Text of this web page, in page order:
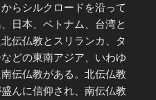
らシルクロードを沿って
日本、ベトナム、台湾と
伝仏教とスリランカ、タ
どの東南アジア、いわゆ
伝仏教がある。北伝仏教
んに信仰され、南伝仏教